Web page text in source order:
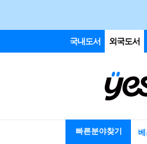
국내도서 외국도서
빠른분야찾기 베